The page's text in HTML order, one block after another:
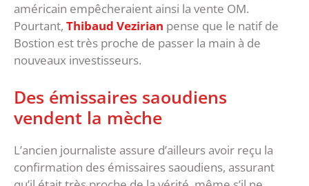
américain empêcheraient ainsi la vente OM.
Pourtant, Thibaud Vezirian pense que le natif de
Bostion est très proche de passer la main à de
nouveaux investisseurs.
Des émissaires saoudiens
vendent la mèche
L’ancien journaliste assure d’ailleurs avoir reçu la
confirmation des émissaires saoudiens, assurant